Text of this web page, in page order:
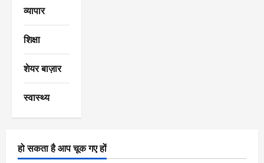
व्यापार
शिक्षा
शेयर बाज़ार
स्वास्थ्य
हो सकता है आप चूक गए हों